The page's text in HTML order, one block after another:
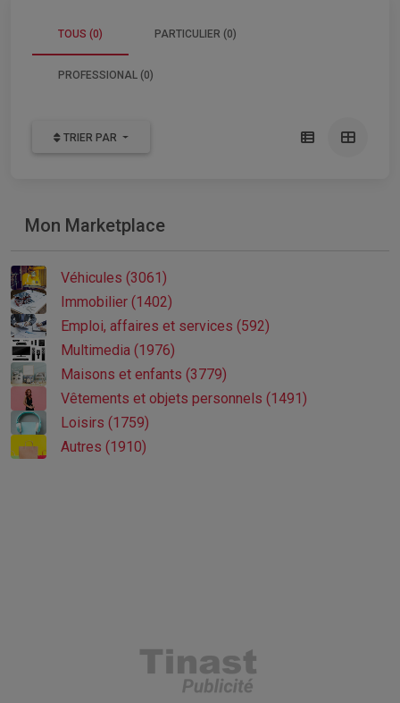
TOUS (0) PARTICULIER (0)
PROFESSIONAL (0)
TRIER PAR
Mon Marketplace
Véhicules (3061)
Immobilier (1402)
Emploi, affaires et services (592)
Multimedia (1976)
Maisons et enfants (3779)
Vêtements et objets personnels (1491)
Loisirs (1759)
Autres (1910)